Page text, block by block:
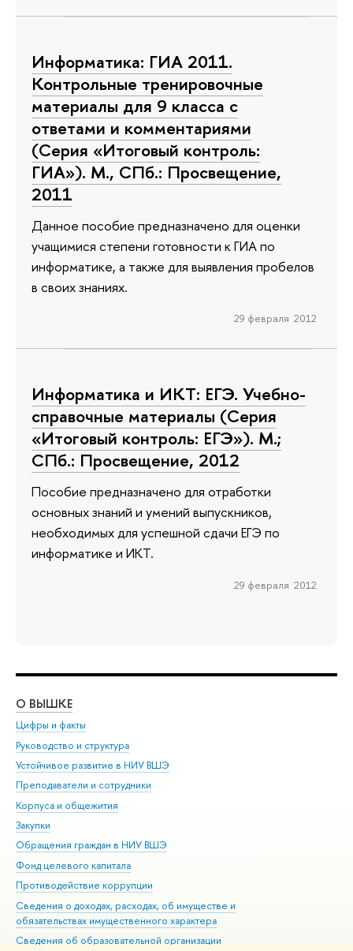
Информатика: ГИА 2011.
Контрольные тренировочные
материалы для 9 класса с
ответами и комментариями
(Серия «Итоговый контроль:
ГИА»). М., СПб.: Просвещение,
2011
Данное пособие предназначено для оценки
учащимися степени готовности к ГИА по
информатике, а также для выявления пробелов
в своих знаниях.
29 февраля 2012
Информатика и ИКТ: ЕГЭ. Учебно-
справочные материалы (Серия
«Итоговый контроль: ЕГЭ»). М.;
СПб.: Просвещение, 2012
Пособие предназначено для отработки
основных знаний и умений выпускников,
необходимых для успешной сдачи ЕГЭ по
информатике и ИКТ.
29 февраля 2012
О ВЫШКЕ
Цифры и факты
Руководство и структура
Устойчивое развитие в НИУ ВШЭ
Преподаватели и сотрудники
Корпуса и общежития
Закупки
Обращения граждан в НИУ ВШЭ
Фонд целевого капитала
Противодействие коррупции
Сведения о доходах, расходах, об имуществе и
обязательствах имущественного характера
Сведения об образовательной организации